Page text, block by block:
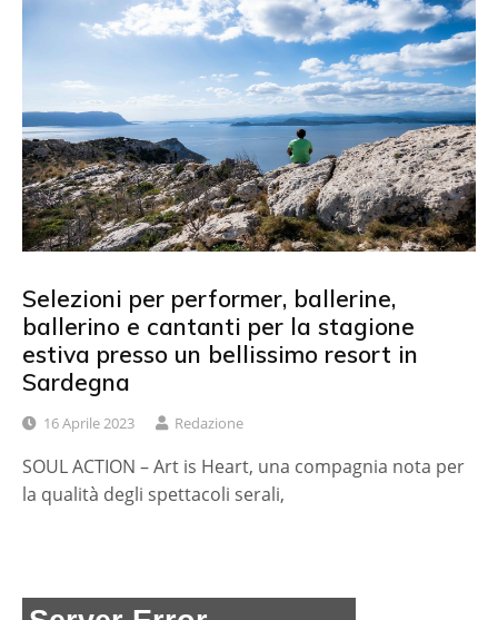
Selezioni per performer, ballerine,
ballerino e cantanti per la stagione
estiva presso un bellissimo resort in
Sardegna
16 Aprile 2023 Redazione
SOUL ACTION – Art is Heart, una compagnia nota per
la qualità degli spettacoli serali,